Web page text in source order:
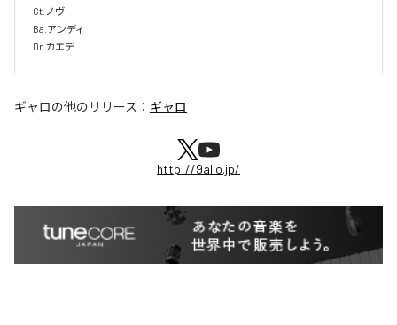
Gt.ノヴ
Ba.アンディ
Dr.カエデ
ギャロの他のリリース： ギャロ
http://9allo.jp/